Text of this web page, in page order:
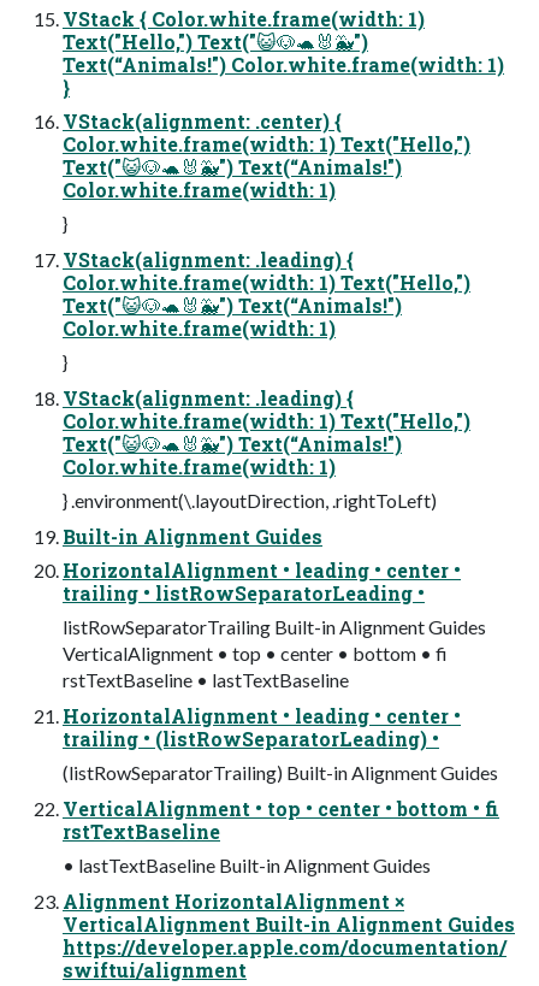
VStack { Color.white.frame(width: 1)
Text("Hello,") Text("😺🐶🐢🐰🐳")
Text(“Animals!") Color.white.frame(width: 1)
}
VStack(alignment: .center) {
Color.white.frame(width: 1) Text("Hello,")
Text("😺🐶🐢🐰🐳") Text(“Animals!")
Color.white.frame(width: 1)
}
VStack(alignment: .leading) {
Color.white.frame(width: 1) Text("Hello,")
Text("😺🐶🐢🐰🐳") Text(“Animals!")
Color.white.frame(width: 1)
}
VStack(alignment: .leading) {
Color.white.frame(width: 1) Text("Hello,")
Text("😺🐶🐢🐰🐳") Text(“Animals!")
Color.white.frame(width: 1)
} .environment(\.layoutDirection, .rightToLeft)
Built-in Alignment Guides
HorizontalAlignment • leading • center •
trailing • listRowSeparatorLeading •
listRowSeparatorTrailing Built-in Alignment Guides
VerticalAlignment • top • center • bottom • fi
rstTextBaseline • lastTextBaseline
HorizontalAlignment • leading • center •
trailing • (listRowSeparatorLeading) •
(listRowSeparatorTrailing) Built-in Alignment Guides
VerticalAlignment • top • center • bottom • fi
rstTextBaseline
• lastTextBaseline Built-in Alignment Guides
Alignment HorizontalAlignment ×
VerticalAlignment Built-in Alignment Guides
https://developer.apple.com/documentation/
swiftui/alignment